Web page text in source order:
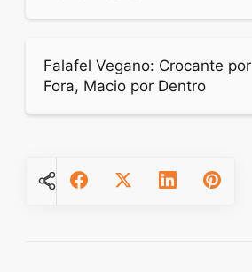
Falafel Vegano: Crocante por
Fora, Macio por Dentro